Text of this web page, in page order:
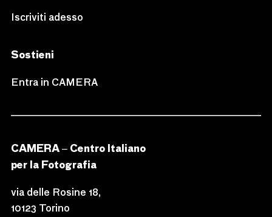
Iscriviti adesso
Sostieni
Entra in CAMERA
CAMERA – Centro Italiano
per la Fotografia
via delle Rosine 18,
10123 Torino